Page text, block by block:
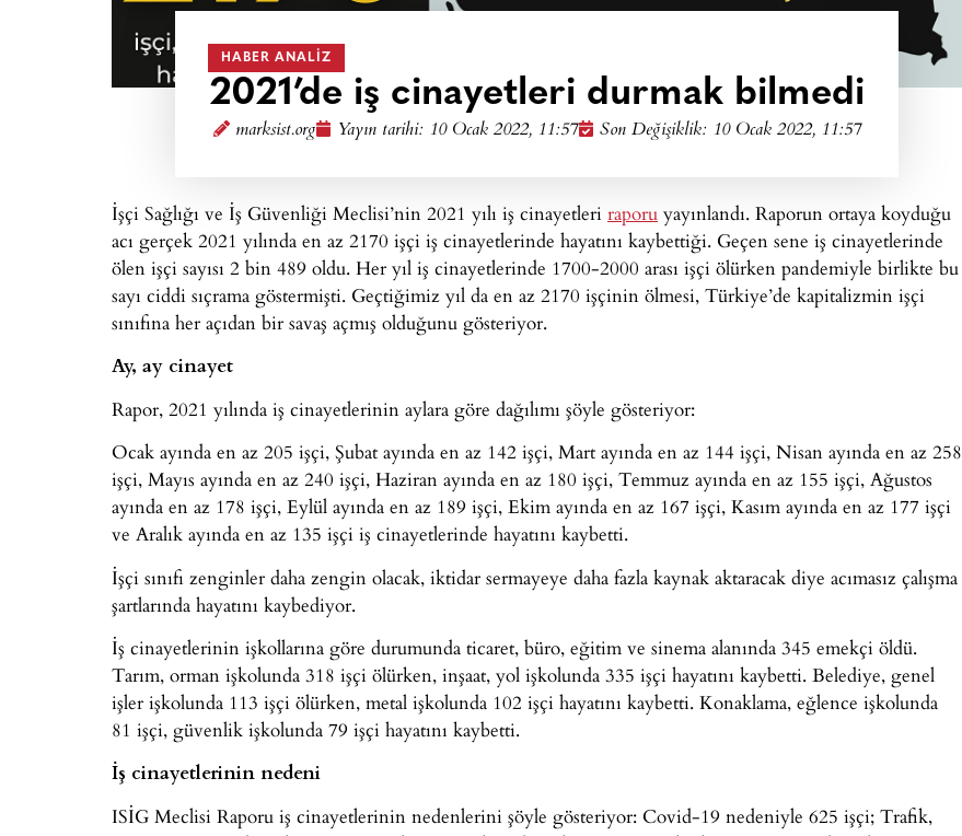
HABER ANALIZ
2021’de iş cinayetleri durmak bilmedi
marksist.org Yayın tarihi: 10 Ocak 2022, 11:57 Son Değişiklik: 10 Ocak 2022, 11:57
İşçi Sağlığı ve İş Güvenliği Meclisi’nin 2021 yılı iş cinayetleri raporu yayınlandı. Raporun ortaya koyduğu
acı gerçek 2021 yılında en az 2170 işçi iş cinayetlerinde hayatını kaybettiği. Geçen sene iş cinayetlerinde
ölen işçi sayısı 2 bin 489 oldu. Her yıl iş cinayetlerinde 1700-2000 arası işçi ölürken pandemiyle birlikte bu
sayı ciddi sıçrama göstermişti. Geçtiğimiz yıl da en az 2170 işçinin ölmesi, Türkiye’de kapitalizmin işçi
sınıfına her açıdan bir savaş açmış olduğunu gösteriyor.
Ay, ay cinayet
Rapor, 2021 yılında iş cinayetlerinin aylara göre dağılımı şöyle gösteriyor:
Ocak ayında en az 205 işçi, Şubat ayında en az 142 işçi, Mart ayında en az 144 işçi, Nisan ayında en az 258
işçi, Mayıs ayında en az 240 işçi, Haziran ayında en az 180 işçi, Temmuz ayında en az 155 işçi, Ağustos
ayında en az 178 işçi, Eylül ayında en az 189 işçi, Ekim ayında en az 167 işçi, Kasım ayında en az 177 işçi
ve Aralık ayında en az 135 işçi iş cinayetlerinde hayatını kaybetti.
İşçi sınıfı zenginler daha zengin olacak, iktidar sermayeye daha fazla kaynak aktaracak diye acımasız çalışma
şartlarında hayatını kaybediyor.
İş cinayetlerinin işkollarına göre durumunda ticaret, büro, eğitim ve sinema alanında 345 emekçi öldü.
Tarım, orman işkolunda 318 işçi ölürken, inşaat, yol işkolunda 335 işçi hayatını kaybetti. Belediye, genel
işler işkolunda 113 işçi ölürken, metal işkolunda 102 işçi hayatını kaybetti. Konaklama, eğlence işkolunda
81 işçi, güvenlik işkolunda 79 işçi hayatını kaybetti.
İş cinayetlerinin nedeni
ISİG Meclisi Raporu iş cinayetlerinin nedenlerini şöyle gösteriyor: Covid-19 nedeniyle 625 işçi; Trafik,